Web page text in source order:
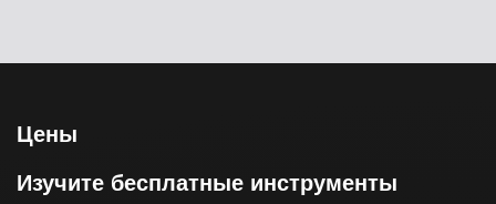
Цены
Изучите бесплатные инструменты